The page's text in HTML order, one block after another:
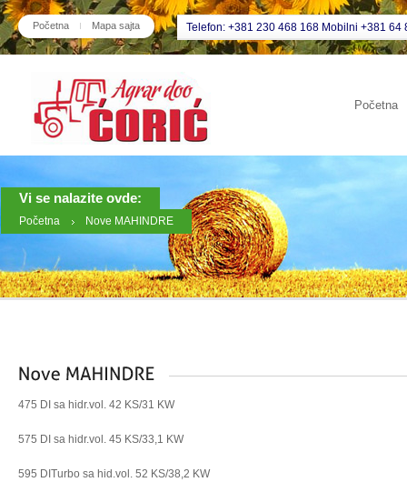
Početna Mapa sajta Telefon: +381 230 468 168 Mobilni +381 64
Početna
Vi se nalazite ovde:
Početna Nove MAHINDRE
475 DI sa hidr.vol. 42 KS/31 KW
575 DI sa hidr.vol. 45 KS/33,1 KW
595 DITurbo sa hid.vol. 52 KS/38,2 KW